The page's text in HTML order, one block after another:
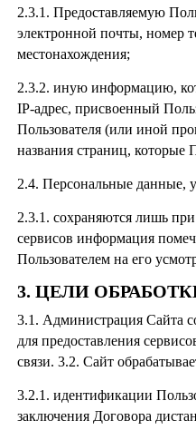
2.3.1. Предоставляемую
электронной почты, номер
местонахождения;
2.3.2. иную информацию,
IP-адрес, присвоенный
Пользователя (или иной
названия страниц, которые
2.4. Персональные данные,
2.3.1. сохраняются лишь
сервисов информация
Пользователем на его
3. ЦЕЛИ
3.1. Администрация Сайта
для предоставления
связи. 3.2. Сайт
3.2.1. идентификации
заключения Договора